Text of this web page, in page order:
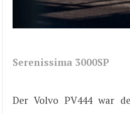
Serenissima 3000SP
Der Volvo PV444 war